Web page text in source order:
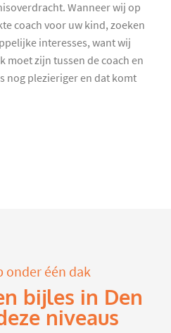
Wanneer wij op
coach voor uw kind, zoeken
interesses, want wij
moet zijn tussen de coach en
nog plezieriger en dat komt
onder één dak
bijles in Den
niveaus